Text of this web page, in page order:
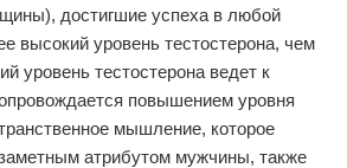
достигшие успеха в любой
высокий уровень тестостерона, чем
уровень тестостерона ведет к
повышением уровня
мышление, которое
атрибутом мужчины, также